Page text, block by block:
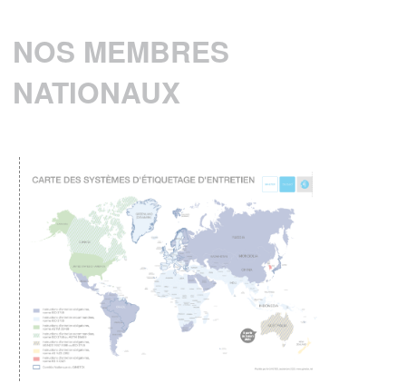
EN SAVOIR PLUS
Baromètre GINETEX 2024 : les habitudes
les consommateurs dans l’entretien de leurs
vêtements.
EN SAVOIR PLUS
ENTRETIEN DU LINGE – Quelle
consommation d’énergie pour le séchage
des textiles ?
Le GINETEX dévoile les
principaux enseignements de son étude sur
son impact sur les cycles de séchage.
NOS MEMBRES
NATIONAUX